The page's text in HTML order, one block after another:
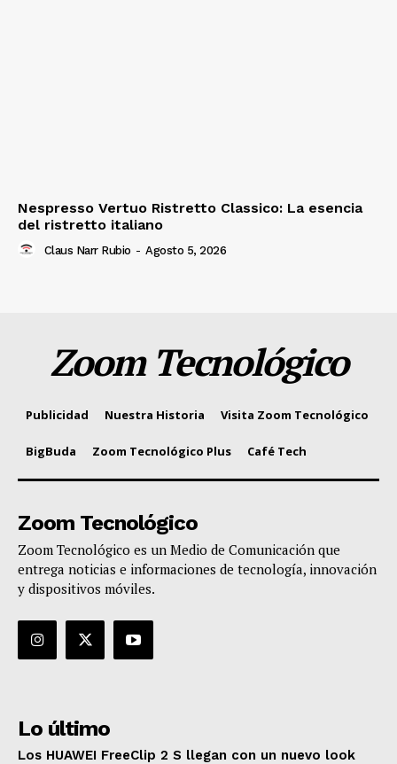
Nespresso Vertuo Ristretto Classico: La esencia
del ristretto italiano
Claus Narr Rubio - Agosto 5, 2026
Zoom Tecnológico
Publicidad Nuestra Historia Visita Zoom Tecnológico
BigBuda Zoom Tecnológico Plus Café Tech
Zoom Tecnológico
Zoom Tecnológico es un Medio de Comunicación que
entrega noticias e informaciones de tecnología, innovación
y dispositivos móviles.
Lo último
Los HUAWEI FreeClip 2 S llegan con un nuevo look